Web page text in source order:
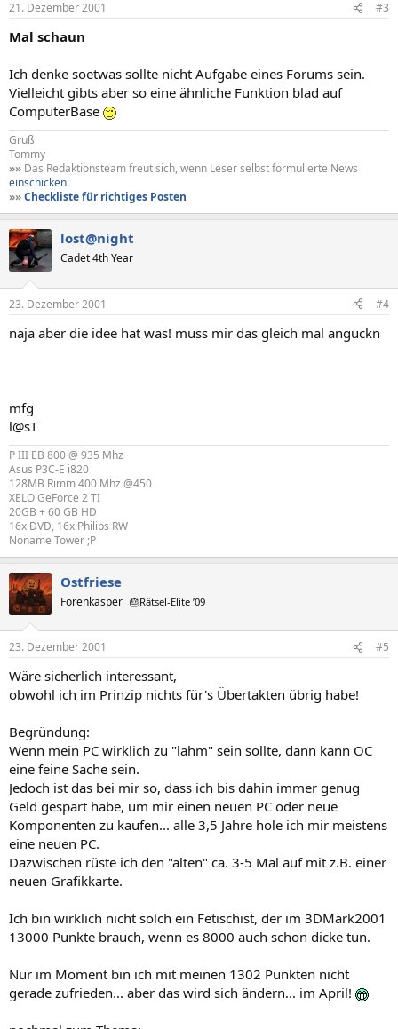
21. Dezember 2001 #3
Mal schaun
Ich denke soetwas sollte nicht Aufgabe eines Forums sein.
Vielleicht gibts aber so eine ähnliche Funktion blad auf
ComputerBase
Gruß
Tommy
»» Das Redaktionsteam freut sich, wenn Leser selbst formulierte News
einschicken.
»»Checkliste für richtiges Posten
lost@night
Cadet 4th Year
23. Dezember 2001 #4
naja aber die idee hat was! muss mir das gleich mal anguckn
mfg
l@sT
P III EB 800 @ 935 Mhz
Asus P3C-E i820
128MB Rimm 400 Mhz @450
XELO GeForce 2 TI
20GB + 60 GB HD
16x DVD, 16x Philips RW
Noname Tower ;P
Ostfriese
Forenkasper 🎂Rätsel-Elite ’09
23. Dezember 2001 #5
Wäre sicherlich interessant,
obwohl ich im Prinzip nichts für's Übertakten übrig habe!
Begründung:
Wenn mein PC wirklich zu "lahm" sein sollte, dann kann OC
eine feine Sache sein.
Jedoch ist das bei mir so, dass ich bis dahin immer genug
Geld gespart habe, um mir einen neuen PC oder neue
Komponenten zu kaufen... alle 3,5 Jahre hole ich mir meistens
eine neuen PC.
Dazwischen rüste ich den "alten" ca. 3-5 Mal auf mit z.B. einer
neuen Grafikkarte.
Ich bin wirklich nicht solch ein Fetischist, der im 3DMark2001
13000 Punkte brauch, wenn es 8000 auch schon dicke tun.
Nur im Moment bin ich mit meinen 1302 Punkten nicht
gerade zufrieden... aber das wird sich ändern... im April!